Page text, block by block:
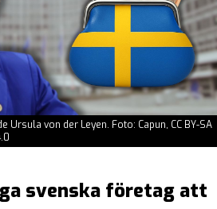
von der Leyen. Foto: Capun, CC BY-SA
svenska företag att